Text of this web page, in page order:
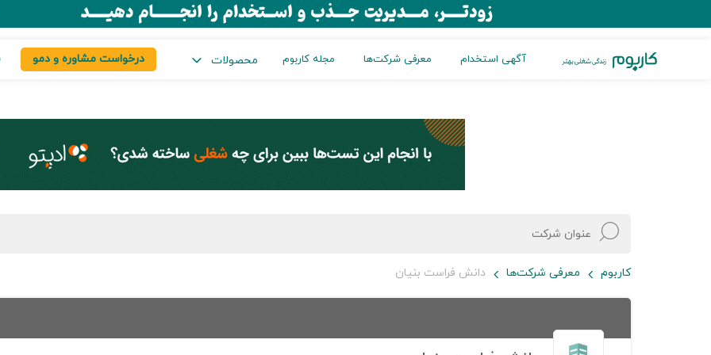
آگهی استخدام معرفی شرکت‌ها مجله کاربوم محصولات درخواست مشاوره و دمو
کاربوم معرفی شرکت‌ها دانش فراست بنیان